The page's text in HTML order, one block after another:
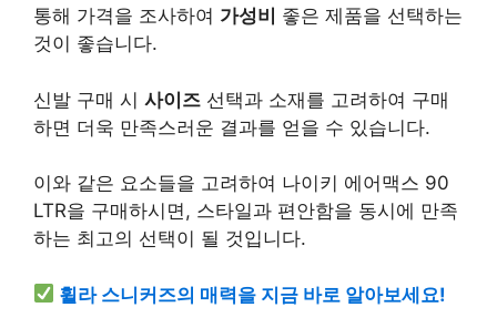
통해 가격을 조사하여 가성비
좋은 제품을 선택하는
것이 좋습니다.
신발 구매 시 사이즈 선택과 소재를 고려하여 구매
하면 더욱 만족스러운 결과를 얻을 수 있습니다.
이와 같은 요소들을 고려하여 나이키 에어맥스 90
LTR을 구매하시면, 스타일과 편안함을 동시에 만족
하는 최고의 선택이 될 것입니다.
휠라 스니커즈의 매력을 지금 바로 알아보세요!